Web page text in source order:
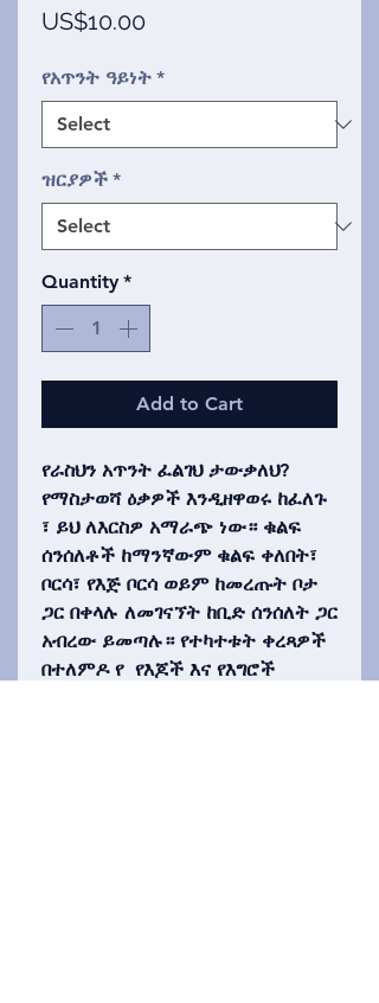
US$10.00Price
የአጥንት ዓይነት *
ዝርያዎች *
Quantity *
Add to Cart
የራስህን አጥንት ፈልገህ ታውቃለህ?
የማስታወሻ ዕቃዎች እንዲዘዋወሩ ከፈለጉ
፣ ይህ ለእርስዎ አማራጭ ነው። ቁልፍ
ሰንሰለቶች ከማንኛውም ቁልፍ ቀለበት፣
ቦርሳ፣ የእጅ ቦርሳ ወይም ከመረጡት ቦታ
ጋር በቀላሉ ለመገናኘት ከቢድ ሰንሰለት ጋር
አብረው ይመጣሉ። የተካተቱት ቀረጻዎች
በተለምዶ የ የእጆች እና የእግሮች